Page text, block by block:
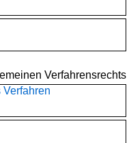
Verfahrensrechts